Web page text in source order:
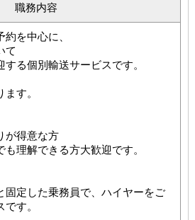
職務内容
を中心に、
て
る個別輸送サービスです。
す。
が得意な方
理解できる方大歓迎です。
固定した乗務員で、ハイヤーをご
す。